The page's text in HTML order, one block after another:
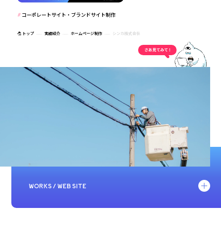
コーポレートサイト・ブランドサイト制作
トップ 実績紹介 ホームページ制作 シンカ株式会社
WORKS / WEB SITE